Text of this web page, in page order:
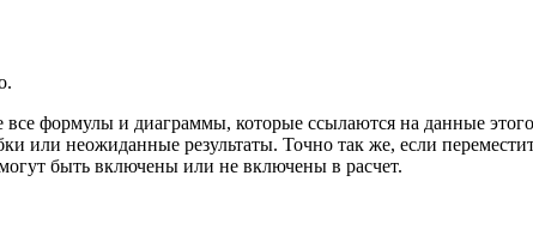
формулы и диаграммы, которые ссылаются на данные этого
или неожиданные результаты. Точно так же, если
быть включены или не включены в расчет.